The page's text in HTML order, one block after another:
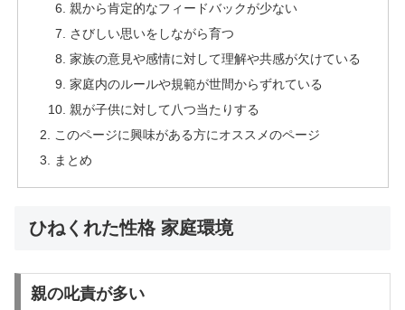
親から肯定的なフィードバックが少ない
さびしい思いをしながら育つ
家族の意見や感情に対して理解や共感が欠けている
家庭内のルールや規範が世間からずれている
親が子供に対して八つ当たりする
このページに興味がある方にオススメのページ
まとめ
ひねくれた性格 家庭環境
親の叱責が多い